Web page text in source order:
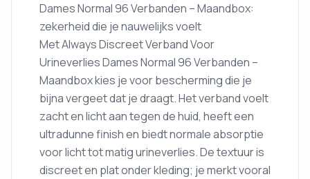
Dames Normal 96 Verbanden – Maandbox:
zekerheid die je nauwelijks voelt
Met Always Discreet Verband Voor
Urineverlies Dames Normal 96 Verbanden –
Maandbox kies je voor bescherming die je
bijna vergeet dat je draagt. Het verband voelt
zacht en licht aan tegen de huid, heeft een
ultradunne finish en biedt normale absorptie
voor licht tot matig urineverlies. De textuur is
discreet en plat onder kleding; je merkt vooral